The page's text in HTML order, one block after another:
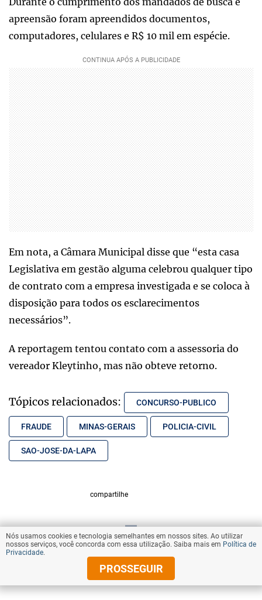
apreensão foram apreendidos documentos,
computadores, celulares e R$ 10 mil em espécie.
Em nota, a Câmara Municipal disse que “esta casa
Legislativa em gestão alguma celebrou qualquer tipo
de contrato com a empresa investigada e se coloca à
disposição para todos os esclarecimentos
necessários”.
A reportagem tentou contato com a assessoria do
vereador Kleytinho, mas não obteve retorno.
Tópicos relacionados: CONCURSO-PUBLICO
FRAUDE MINAS-GERAIS POLICIA-CIVIL
SAO-JOSE-DA-LAPA
compartilhe
VOLTAR AO TOPO
© Copyright 2025 Diários Associados
Nós usamos cookies e tecnologia semelhantes em nossos sites. Ao utilizar
nossos serviços, você concorda com essa utilização. Saiba mais em Política de
Privacidade.
PROSSEGUIR